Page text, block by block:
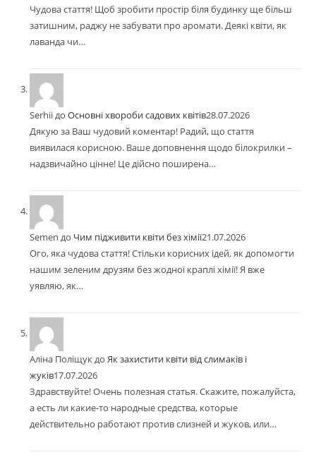
Чудова стаття! Щоб зробити простір біля будинку ще більш
затишним, раджу не забувати про аромати. Деякі квіти, як
лаванда чи…
SerhiiдоОсновні хвороби садових квітів28.07.2026
Дякую за Ваш чудовий коментар! Радий, що стаття
виявилася корисною. Ваше доповнення щодо білокрилки –
надзвичайно цінне! Це дійсно поширена…
Semen до Чим підживити квіти без хімії21.07.2026
Ого, яка чудова стаття! Стільки корисних ідей, як допомогти
нашим зеленим друзям без жодної краплі хімії! Я вже
уявляю, як…
Аліна ПоліщукдоЯк захистити квіти від слимаків і
жуків17.07.2026
Здравствуйте! Очень полезная статья. Скажите, пожалуйста,
а есть ли какие-то народные средства, которые
действительно работают против слизней и жуков, или…